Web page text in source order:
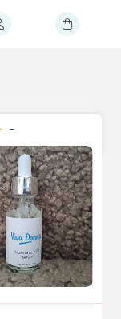
Sorteer